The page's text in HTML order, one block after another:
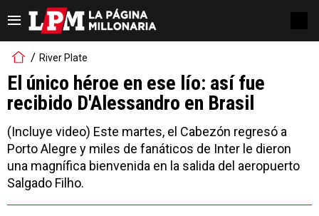
River Plate
El único héroe en ese lío: así fue
recibido D'Alessandro en Brasil
(Incluye video) Este martes, el Cabezón regresó a
Porto Alegre y miles de fanáticos de Inter le dieron
una magnífica bienvenida en la salida del aeropuerto
Salgado Filho.